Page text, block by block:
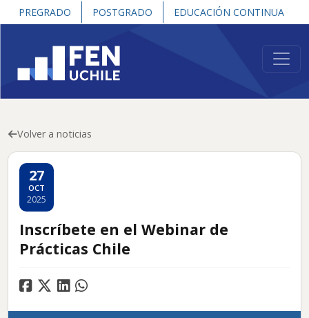
PREGRADO POSTGRADO EDUCACIÓN CONTINUA
Volver a noticias
27
OCT
2025
Inscríbete en el Webinar de
Prácticas Chile